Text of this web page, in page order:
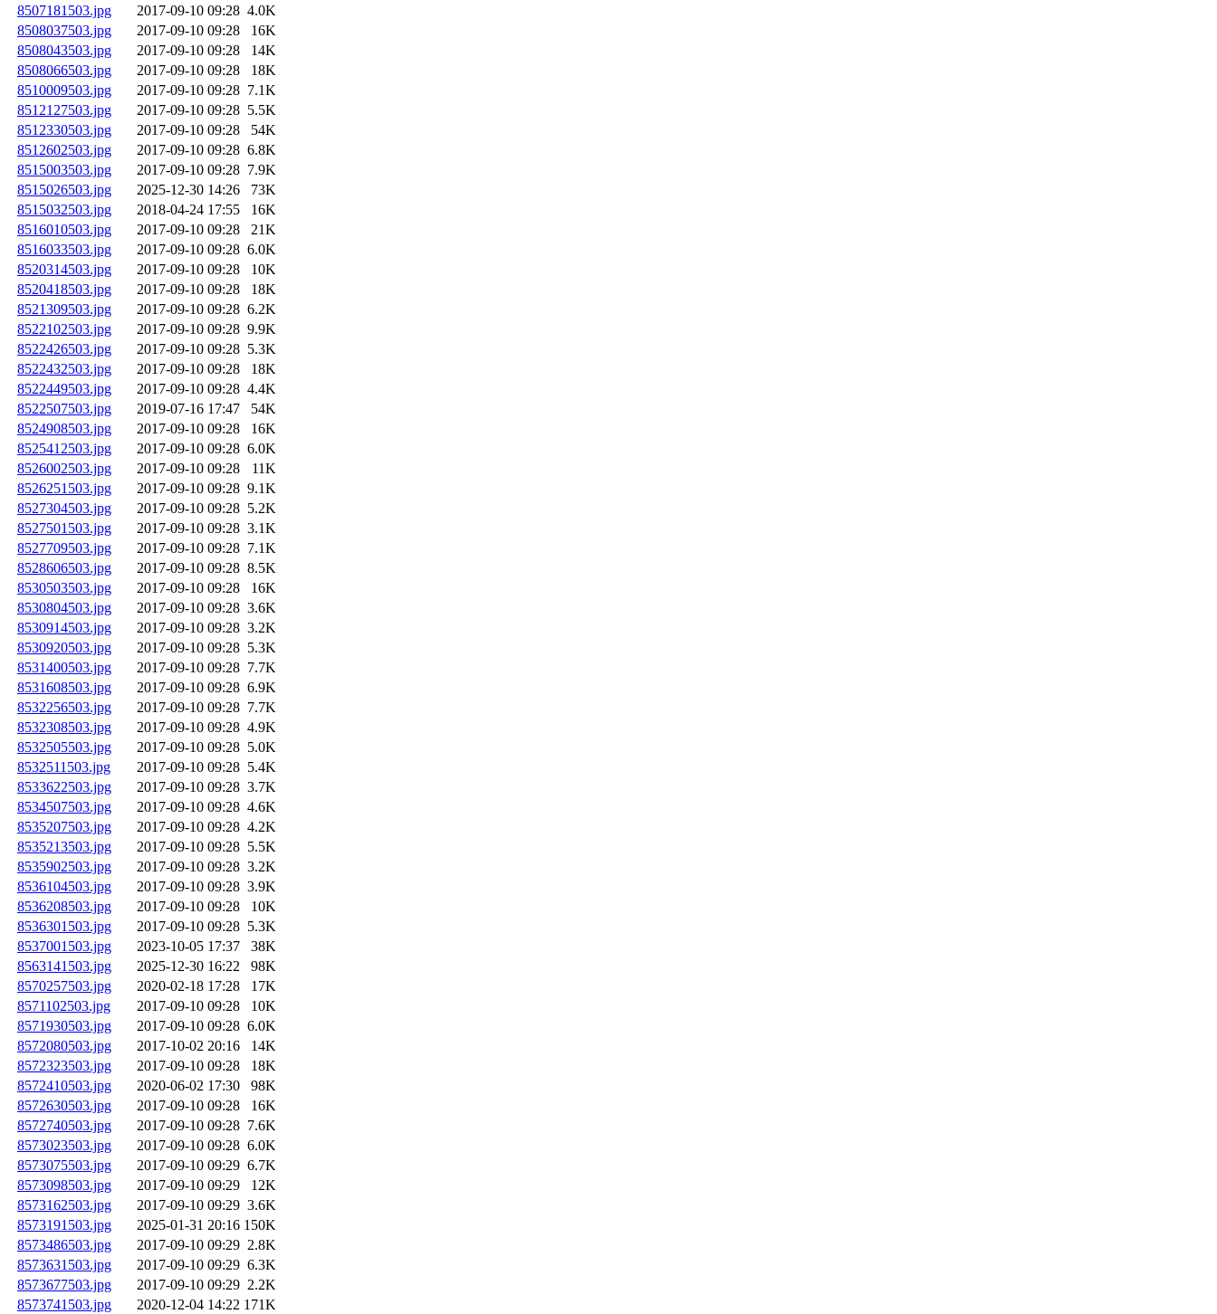
8507181503.jpg
2017-09-10 09:28 4.0K
8508037503.jpg
2017-09-10 09:28
16K
8508043503.jpg
2017-09-10 09:28
14K
8508066503.jpg
2017-09-10 09:28
18K
8510009503.jpg
2017-09-10 09:28 7.1K
8512127503.jpg
2017-09-10 09:28 5.5K
8512330503.jpg
2017-09-10 09:28
54K
8512602503.jpg
2017-09-10 09:28 6.8K
8515003503.jpg
2017-09-10 09:28 7.9K
8515026503.jpg
2025-12-30 14:26
73K
8515032503.jpg
2018-04-24 17:55
16K
8516010503.jpg
2017-09-10 09:28
21K
8516033503.jpg
2017-09-10 09:28 6.0K
8520314503.jpg
2017-09-10 09:28
10K
8520418503.jpg
2017-09-10 09:28
18K
8521309503.jpg
2017-09-10 09:28 6.2K
8522102503.jpg
2017-09-10 09:28 9.9K
8522426503.jpg
2017-09-10 09:28 5.3K
8522432503.jpg
2017-09-10 09:28
18K
8522449503.jpg
2017-09-10 09:28 4.4K
8522507503.jpg
2019-07-16 17:47
54K
8524908503.jpg
2017-09-10 09:28
16K
8525412503.jpg
2017-09-10 09:28 6.0K
8526002503.jpg
2017-09-10 09:28
11K
8526251503.jpg
2017-09-10 09:28 9.1K
8527304503.jpg
2017-09-10 09:28 5.2K
8527501503.jpg
2017-09-10 09:28 3.1K
8527709503.jpg
2017-09-10 09:28 7.1K
8528606503.jpg
2017-09-10 09:28 8.5K
8530503503.jpg
2017-09-10 09:28
16K
8530804503.jpg
2017-09-10 09:28 3.6K
8530914503.jpg
2017-09-10 09:28 3.2K
8530920503.jpg
2017-09-10 09:28 5.3K
8531400503.jpg
2017-09-10 09:28 7.7K
8531608503.jpg
2017-09-10 09:28 6.9K
8532256503.jpg
2017-09-10 09:28 7.7K
8532308503.jpg
2017-09-10 09:28 4.9K
8532505503.jpg
2017-09-10 09:28 5.0K
8532511503.jpg
2017-09-10 09:28 5.4K
8533622503.jpg
2017-09-10 09:28 3.7K
8534507503.jpg
2017-09-10 09:28 4.6K
8535207503.jpg
2017-09-10 09:28 4.2K
8535213503.jpg
2017-09-10 09:28 5.5K
8535902503.jpg
2017-09-10 09:28 3.2K
8536104503.jpg
2017-09-10 09:28 3.9K
8536208503.jpg
2017-09-10 09:28
10K
8536301503.jpg
2017-09-10 09:28 5.3K
8537001503.jpg
2023-10-05 17:37
38K
8563141503.jpg
2025-12-30 16:22
98K
8570257503.jpg
2020-02-18 17:28
17K
8571102503.jpg
2017-09-10 09:28
10K
8571930503.jpg
2017-09-10 09:28 6.0K
8572080503.jpg
2017-10-02 20:16
14K
8572323503.jpg
2017-09-10 09:28
18K
8572410503.jpg
2020-06-02 17:30
98K
8572630503.jpg
2017-09-10 09:28
16K
8572740503.jpg
2017-09-10 09:28 7.6K
8573023503.jpg
2017-09-10 09:28 6.0K
8573075503.jpg
2017-09-10 09:29 6.7K
8573098503.jpg
2017-09-10 09:29
12K
8573162503.jpg
2017-09-10 09:29 3.6K
8573191503.jpg
2025-01-31 20:16 150K
8573486503.jpg
2017-09-10 09:29 2.8K
8573631503.jpg
2017-09-10 09:29 6.3K
8573677503.jpg
2017-09-10 09:29 2.2K
8573741503.jpg
2020-12-04 14:22 171K